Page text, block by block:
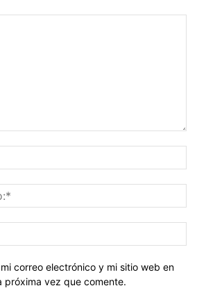
correo electrónico y mi sitio web en
próxima vez que comente.